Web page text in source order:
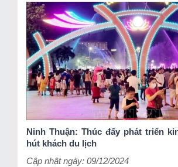
Ninh Thuận: Thúc đẩy phát triển
hút khách du lịch
Cập nhật ngày: 09/12/2024